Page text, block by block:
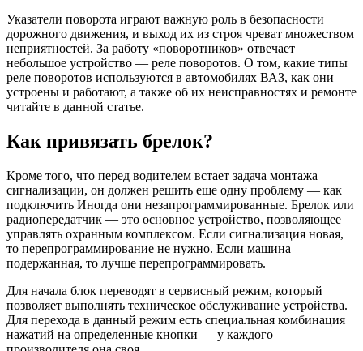
Указатели поворота играют важную роль в безопасности
дорожного движения, и выход их из строя чреват множеством
неприятностей. За работу «поворотников» отвечает
небольшое устройство — реле поворотов. О том, какие типы
реле поворотов используются в автомобилях ВАЗ, как они
устроены и работают, а также об их неисправностях и ремонте
читайте в данной статье.
Как привязать брелок?
Кроме того, что перед водителем встает задача монтажа
сигнализации, он должен решить еще одну проблему — как
подключить Иногда они незапрограммированные. Брелок или
радиопередатчик — это основное устройство, позволяющее
управлять охранным комплексом. Если сигнализация новая,
то перепрограммирование не нужно. Если машина
подержанная, то лучше перепрограммировать.
Для начала блок переводят в сервисный режим, который
позволяет выполнять техническое обслуживание устройства.
Для перехода в данный режим есть специальная комбинация
нажатий на определенные кнопки — у каждого